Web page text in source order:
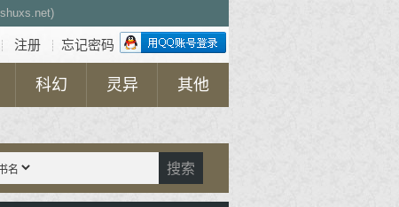
┊ 注册 ┊ 忘记密码
科幻 灵异 其他
搜索